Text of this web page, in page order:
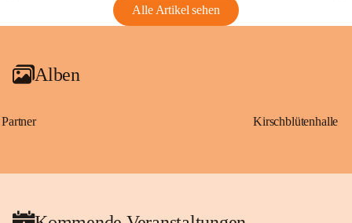
Alle Artikel sehen
Alben
Partner Kirschblütenhalle